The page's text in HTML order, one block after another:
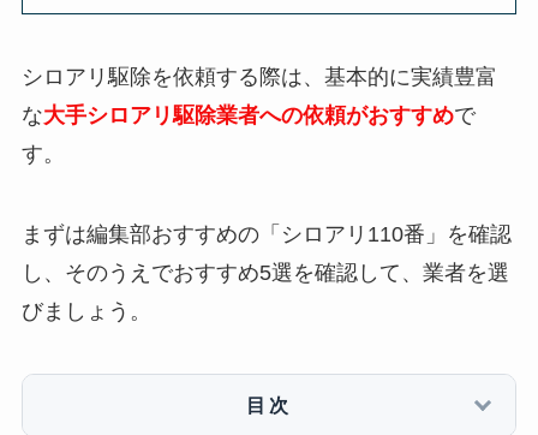
シロアリ駆除を依頼する際は、基本的に実績豊富
な大手シロアリ駆除業者への依頼がおすすめで
す。
まずは編集部おすすめの「シロアリ110番」を確認
し、そのうえでおすすめ5選を確認して、業者を選
びましょう。
目次